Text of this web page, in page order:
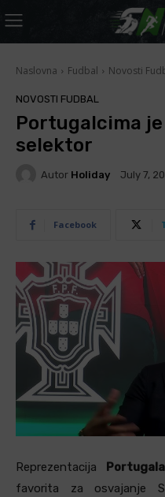
Naslovna Fudbal Novosti
NOVOSTI FUDBAL
Portugalcima
selektor
Autor Holiday July 7,
Facebook
Reprezentacija Portugala
favorita za osvajanje